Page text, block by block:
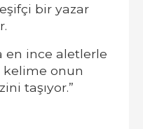
bir yazar
en ince aletlerle
kelime onun
taşıyor.”